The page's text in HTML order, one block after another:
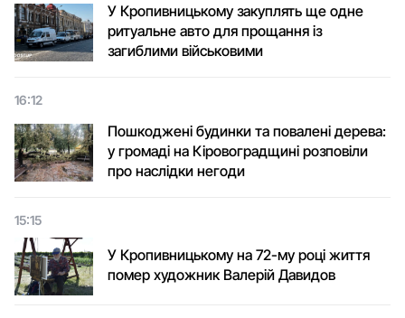
У Кропивницькому закуплять ще одне
ритуальне авто для прощання із
загиблими військовими
16:12
Пошкоджені будинки та повалені дерева:
у громаді на Кіровоградщині розповіли
про наслідки негоди
15:15
У Кропивницькому на 72-му році життя
помер художник Валерій Давидов